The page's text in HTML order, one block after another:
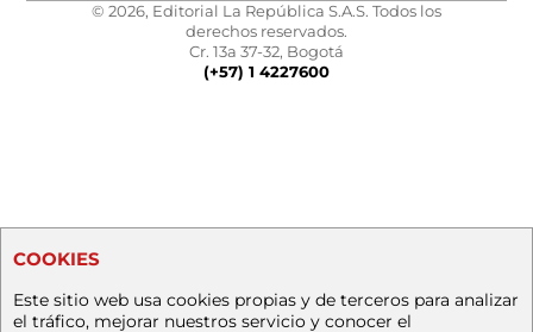
© 2026, Editorial La República S.A.S. Todos los
derechos reservados.
Cr. 13a 37-32, Bogotá
(+57) 1 4227600
COOKIES
Este sitio web usa cookies propias y de terceros para analizar
el tráfico, mejorar nuestros servicio y conocer el